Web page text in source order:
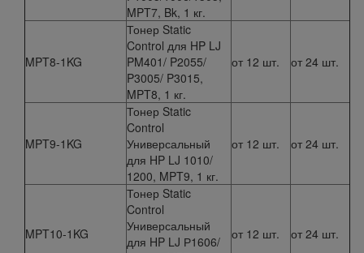
MPT7, Bk, 1 кг.
MPT8-1KG
Тонер Static
Control для HP LJ
PM401/ P2055/
P3005/ P3015,
MPT8, 1 кг.
от 12 шт. от 24 шт.
MPT9-1KG
Тонер Static
Control
Универсальный
для HP LJ 1010/
1200, MPT9, 1 кг.
от 12 шт. от 24 шт.
MPT10-1KG
Тонер Static
Control
Универсальный
для HP LJ Р1606/
от 12 шт. от 24 шт.